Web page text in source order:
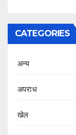
CATEGORIES
अन्य
अपराध
खेल